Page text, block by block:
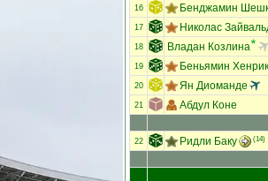
16 Бенджамин
17 Николас
18 Владан Козлина
19 Беньямин
20 Ян Диоманде
21 Абдул Коне
22 Ридли Баку (14)